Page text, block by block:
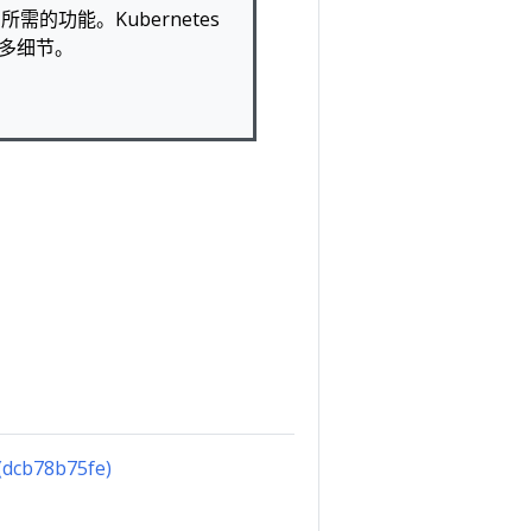
需的功能。Kubernetes
细节。